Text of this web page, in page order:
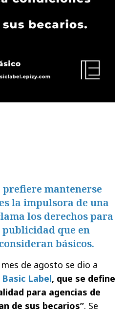
mantenerse
la impulsora de una
los derechos para
que en
básicos.
de agosto se dio a
Basic Label, que se define
para agencias de
de sus becarios”. Se